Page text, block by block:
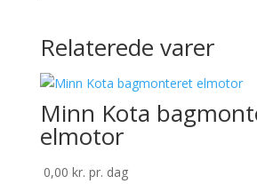
Relaterede varer
Minn Kota
elmotor
0,00 kr. pr. dag